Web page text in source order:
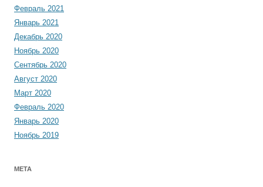
Февраль 2021
Январь 2021
Декабрь 2020
Ноябрь 2020
Сентябрь 2020
Август 2020
Март 2020
Февраль 2020
Январь 2020
Ноябрь 2019
МЕТА